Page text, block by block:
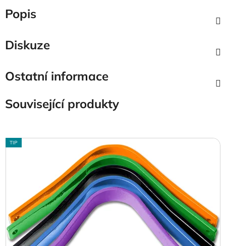
Popis
Diskuze
Ostatní informace
Související produkty
TIP